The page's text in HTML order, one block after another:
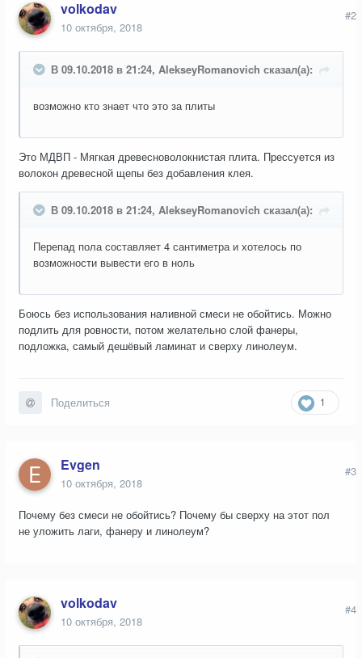
volkodav
10 октября, 2018
#2
В 09.10.2018 в 21:24, AlekseyRomanovich сказал(а):
возможно кто знает что это за плиты
Это МДВП - Мягкая древесноволокнистая плита. Прессуется из
волокон древесной щепы без добавления клея.
В 09.10.2018 в 21:24, AlekseyRomanovich сказал(а):
Перепад пола составляет 4 сантиметра и хотелось по
возможности вывести его в ноль
Боюсь без использования наливной смеси не обойтись. Можно
подлить для ровности, потом желательно слой фанеры,
подложка, самый дешёвый ламинат и сверху линолеум.
1
Поделиться
Evgen
10 октября, 2018
#3
Почему без смеси не обойтись? Почему бы сверху на этот пол
не уложить лаги, фанеру и линолеум?
volkodav
10 октября, 2018
#4